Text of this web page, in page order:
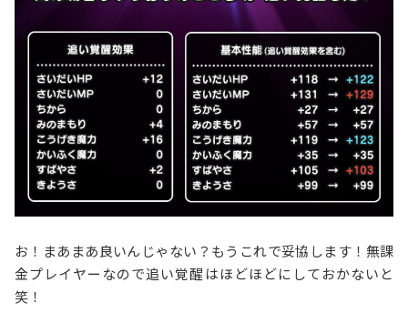
お！まあまあ良いんじゃない？もうこれで妥協します！無課
金プレイヤーなので追い覚醒はほどほどにしておかないと
笑！